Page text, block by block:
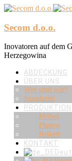
Secom d.o.o.
Inovatoren auf dem
Herzegowina
ABDECKUNG
ÜBER UNS
Wer sind wir?
Standards
PRODUKTION
Möbel
Platten
Brikett
KONTAKT